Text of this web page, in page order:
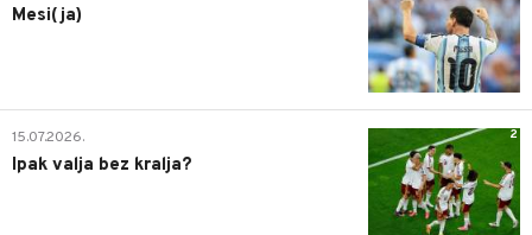
Mesi(ja)
2
15.07.2026.
Ipak valja bez kralja?